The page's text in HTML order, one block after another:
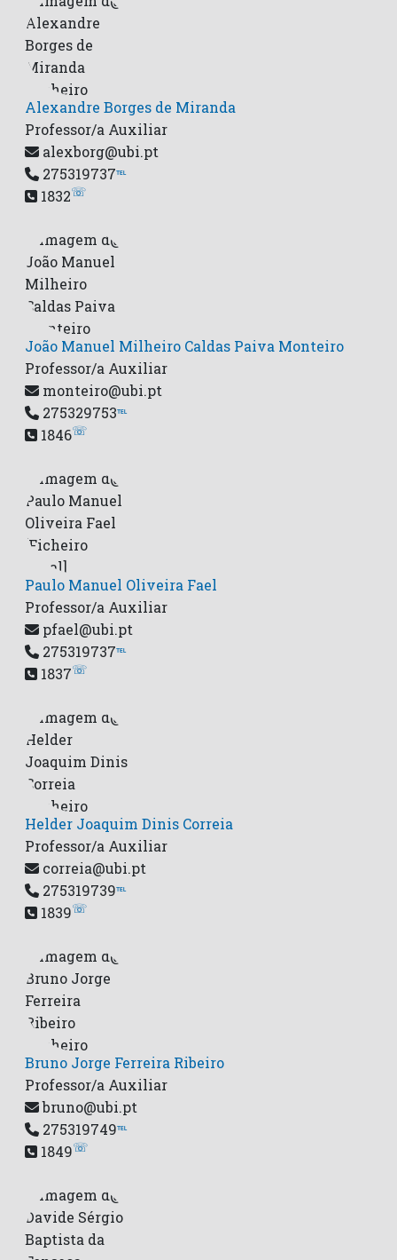
Alexandre Borges de Miranda
Professor/a Auxiliar
alexborg@ubi.pt
275319737℡
1832☏
João Manuel Milheiro Caldas Paiva Monteiro
Professor/a Auxiliar
monteiro@ubi.pt
275329753℡
1846☏
Paulo Manuel Oliveira Fael
Professor/a Auxiliar
pfael@ubi.pt
275319737℡
1837☏
Helder Joaquim Dinis Correia
Professor/a Auxiliar
correia@ubi.pt
275319739℡
1839☏
Bruno Jorge Ferreira Ribeiro
Professor/a Auxiliar
bruno@ubi.pt
275319749℡
1849☏